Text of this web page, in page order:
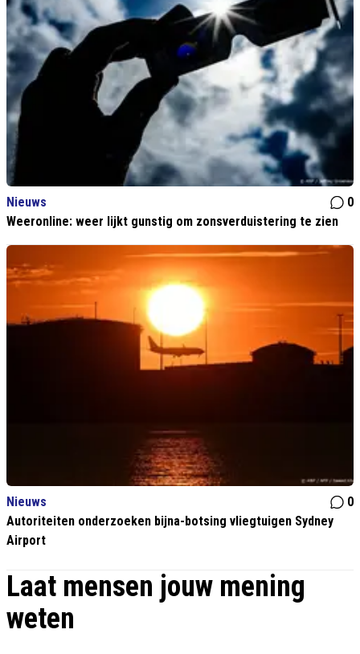
Nieuws
0
Weeronline: weer lijkt gunstig om zonsverduistering te zien
Nieuws
0
Autoriteiten onderzoeken bijna-botsing vliegtuigen Sydney
Airport
Laat mensen jouw mening
weten